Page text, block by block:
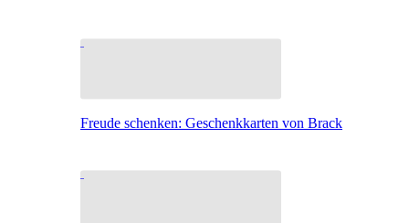
Freude schenken: Geschenkkarten von Brack